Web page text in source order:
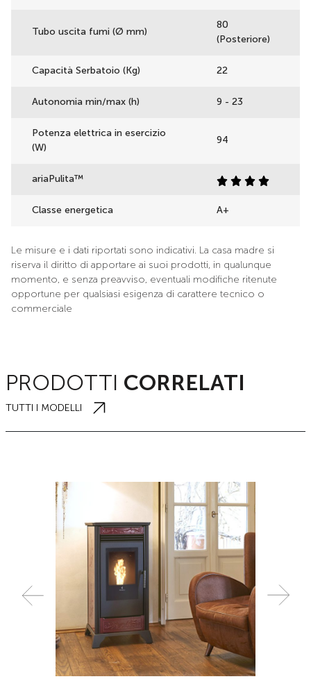
Tubo uscita fumi (Ø mm)
80
(Posteriore)
Capacità Serbatoio (Kg) 22
Autonomia min/max (h) 9 - 23
Potenza elettrica in esercizio
(W)
94
ariaPulita™
Classe energetica A+
Le misure e i dati riportati sono indicativi. La casa madre si
riserva il diritto di apportare ai suoi prodotti, in qualunque
momento, e senza preavviso, eventuali modifiche ritenute
opportune per qualsiasi esigenza di carattere tecnico o
commerciale
PRODOTTI CORRELATI
TUTTI I MODELLI